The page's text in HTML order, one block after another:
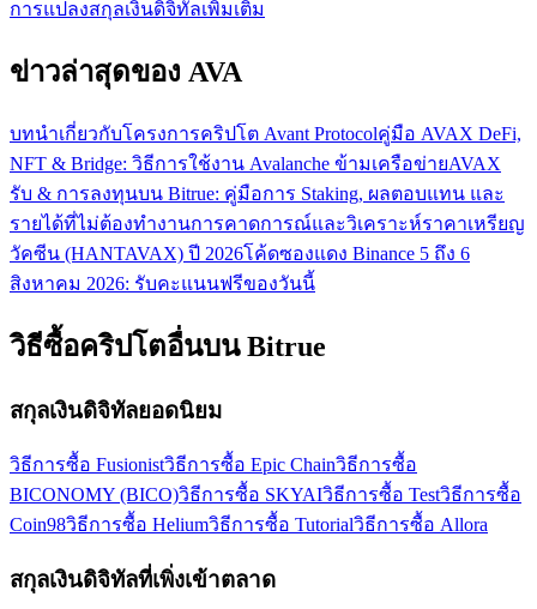
การแปลงสกุลเงินดิจิทัลเพิ่มเติม
ข่าวล่าสุดของ AVA
บทนำเกี่ยวกับโครงการคริปโต Avant Protocolคู่มือ AVAX DeFi,
NFT & Bridge: วิธีการใช้งาน Avalanche ข้ามเครือข่ายAVAX
รับ & การลงทุนบน Bitrue: คู่มือการ Staking, ผลตอบแทน และ
รายได้ที่ไม่ต้องทำงานการคาดการณ์และวิเคราะห์ราคาเหรียญ
วัคซีน (HANTAVAX) ปี 2026โค้ดซองแดง Binance 5 ถึง 6
สิงหาคม 2026: รับคะแนนฟรีของวันนี้
วิธีซื้อคริปโตอื่นบน Bitrue
สกุลเงินดิจิทัลยอดนิยม
วิธีการซื้อ Fusionistวิธีการซื้อ Epic Chainวิธีการซื้อ
BICONOMY (BICO)วิธีการซื้อ SKYAIวิธีการซื้อ Testวิธีการซื้อ
Coin98วิธีการซื้อ Heliumวิธีการซื้อ Tutorialวิธีการซื้อ Allora
สกุลเงินดิจิทัลที่เพิ่งเข้าตลาด